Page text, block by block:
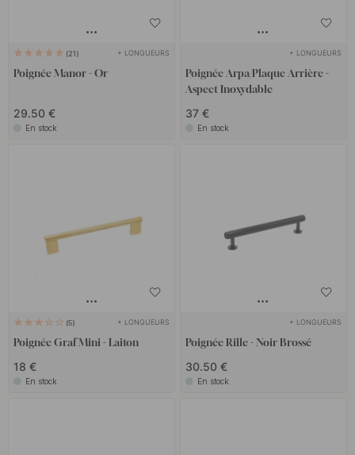
21 + LONGUEURS
Poignée Manor - Or
29.50 €
En stock
+ LONGUEURS
Poignée Arpa/Plaque Arrière -
Aspect Inoxydable
37 €
En stock
5 + LONGUEURS
Poignée Graf Mini - Laiton
18 €
En stock
+ LONGUEURS
Poignée Rille - Noir Brossé
30.50 €
En stock